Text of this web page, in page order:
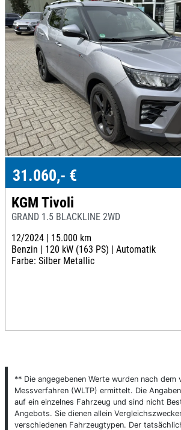
31.060,- €
KGM Tivoli
GRAND 1.5 BLACKLINE 2WD
12/2024 | 15.000 km
Benzin | 120 kW (163 PS) | Automatik
Farbe: Silber Metallic
** Die angegebenen Werte wurden nach dem
Messverfahren (WLTP) ermittelt. Die
auf ein einzelnes Fahrzeug und sind nicht
Angebots. Sie dienen allein
verschiedenen Fahrzeugtypen. Der